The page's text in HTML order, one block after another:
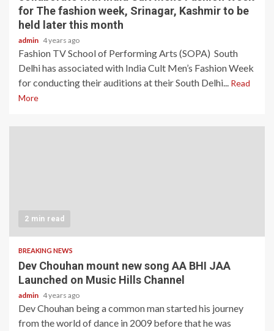
for The fashion week, Srinagar, Kashmir to be
held later this month
admin 4 years ago
Fashion TV School of Performing Arts (SOPA) South
Delhi has associated with India Cult Men’s Fashion Week
for conducting their auditions at their South Delhi... Read
More
2 min read
BREAKING NEWS
Dev Chouhan mount new song AA BHI JAA
Launched on Music Hills Channel
admin 4 years ago
Dev Chouhan being a common man started his journey
from the world of dance in 2009 before that he was